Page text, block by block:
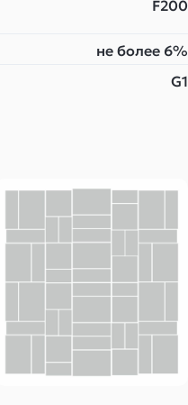
F200
не более 6%
G1